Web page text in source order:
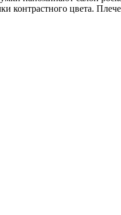
контрастного цвета.